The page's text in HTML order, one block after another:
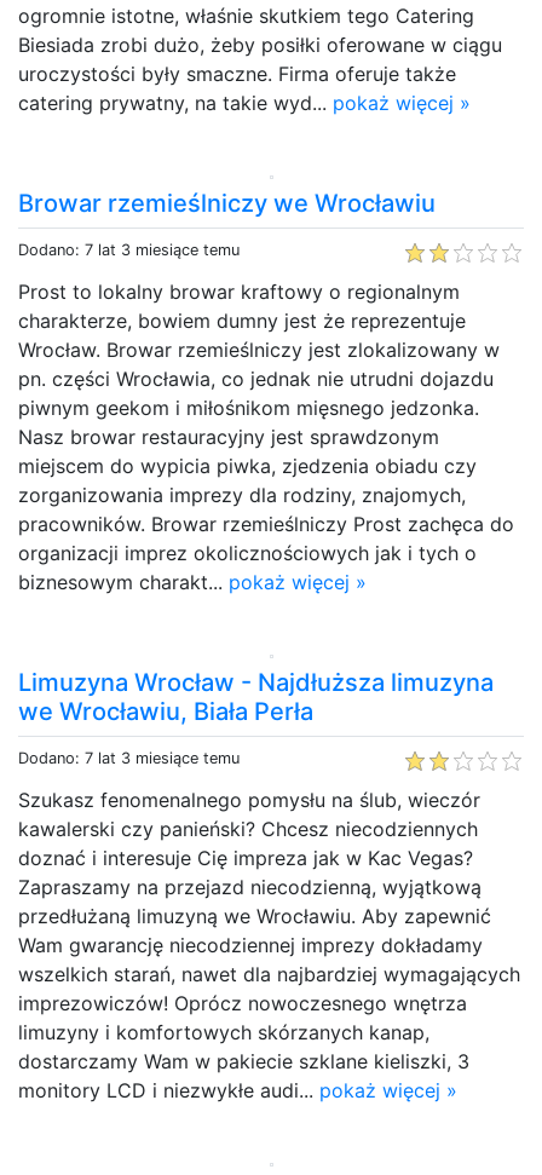
ogromnie istotne, właśnie skutkiem tego Catering
Biesiada zrobi dużo, żeby posiłki oferowane w ciągu
uroczystości były smaczne. Firma oferuje także
catering prywatny, na takie wyd... pokaż więcej »
Browar rzemieślniczy we Wrocławiu
Dodano: 7 lat 3 miesiące temu
Prost to lokalny browar kraftowy o regionalnym
charakterze, bowiem dumny jest że reprezentuje
Wrocław. Browar rzemieślniczy jest zlokalizowany w
pn. części Wrocławia, co jednak nie utrudni dojazdu
piwnym geekom i miłośnikom mięsnego jedzonka.
Nasz browar restauracyjny jest sprawdzonym
miejscem do wypicia piwka, zjedzenia obiadu czy
zorganizowania imprezy dla rodziny, znajomych,
pracowników. Browar rzemieślniczy Prost zachęca do
organizacji imprez okolicznościowych jak i tych o
biznesowym charakt... pokaż więcej »
Limuzyna Wrocław - Najdłuższa limuzyna
we Wrocławiu, Biała Perła
Dodano: 7 lat 3 miesiące temu
Szukasz fenomenalnego pomysłu na ślub, wieczór
kawalerski czy panieński? Chcesz niecodziennych
doznać i interesuje Cię impreza jak w Kac Vegas?
Zapraszamy na przejazd niecodzienną, wyjątkową
przedłużaną limuzyną we Wrocławiu. Aby zapewnić
Wam gwarancję niecodziennej imprezy dokładamy
wszelkich starań, nawet dla najbardziej wymagających
imprezowiczów! Oprócz nowoczesnego wnętrza
limuzyny i komfortowych skórzanych kanap,
dostarczamy Wam w pakiecie szklane kieliszki, 3
monitory LCD i niezwykłe audi... pokaż więcej »